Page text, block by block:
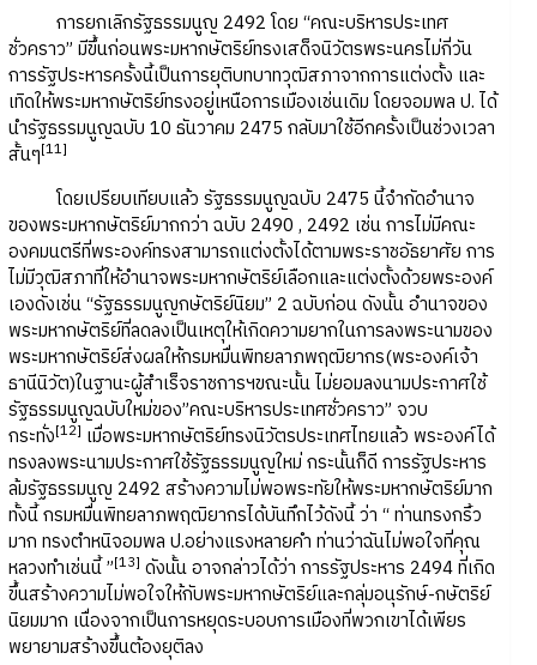
การยกเลิกรัฐธรรมนูญ 2492 โดย “คณะบริหารประเทศ
ชั่วคราว” มีขึ้นก่อนพระมหากษัตริย์ทรงเสด็จนิวัตรพระนครไม่กี่วัน
การรัฐประหารครั้งนี้เป็นการยุติบทบาทวุฒิสภาจากการแต่งตั้ง และ
เทิดให้พระมหากษัตริย์ทรงอยู่เหนือการเมืองเช่นเดิม โดยจอมพล ป. ได้
นำรัฐธรรมนูญฉบับ 10 ธันวาคม 2475 กลับมาใช้อีกครั้งเป็นช่วงเวลา
สั้นๆ[11]
โดยเปรียบเทียบแล้ว รัฐธรรมนูญฉบับ 2475 นี้จำกัดอำนาจ
ของพระมหากษัตริย์มากกว่า ฉบับ 2490 , 2492 เช่น การไม่มีคณะ
องคมนตรีที่พระองค์ทรงสามารถแต่งตั้งได้ตามพระราชอัธยาศัย การ
ไม่มีวุฒิสภาที่ให้อำนาจพระมหากษัตริย์เลือกและแต่งตั้งด้วยพระองค์
เองดังเช่น “รัฐธรรมนูญกษัตริย์นิยม” 2 ฉบับก่อน ดังนั้น อำนาจของ
พระมหากษัตริย์ที่ลดลงเป็นเหตุให้เกิดความยากในการลงพระนามของ
พระมหากษัตริย์ส่งผลให้กรมหมื่นพิทยลาภพฤฒิยากร(พระองค์เจ้า
ธานีนิวัต)ในฐานะผู้สำเร็จราชการฯขณะนั้น ไม่ยอมลงนามประกาศใช้
รัฐธรรมนูญฉบับใหม่ของ”คณะบริหารประเทศชั่วคราว” จวบ
กระทั่ง[12] เมื่อพระมหากษัตริย์ทรงนิวัตรประเทศไทยแล้ว พระองค์ได้
ทรงลงพระนามประกาศใช้รัฐธรรมนูญใหม่ กระนั้นก็ดี การรัฐประหาร
ล้มรัฐธรรมนูญ 2492 สร้างความไม่พอพระทัยให้พระมหากษัตริย์มาก
ทั้งนี้ กรมหมื่นพิทยลาภพฤฒิยากรได้บันทึกไว้ดังนี้ ว่า “ ท่านทรงกริ้ว
มาก ทรงตำหนิจอมพล ป.อย่างแรงหลายคำ ท่านว่าฉันไม่พอใจที่คุณ
หลวงทำเช่นนี้ ”[13] ดังนั้น อาจกล่าวได้ว่า การรัฐประหาร 2494 ที่เกิด
ขึ้นสร้างความไม่พอใจให้กับพระมหากษัตริย์และกลุ่มอนุรักษ์-กษัตริย์
นิยมมาก เนื่องจากเป็นการหยุดระบอบการเมืองที่พวกเขาได้เพียร
พยายามสร้างขึ้นต้องยุติลง